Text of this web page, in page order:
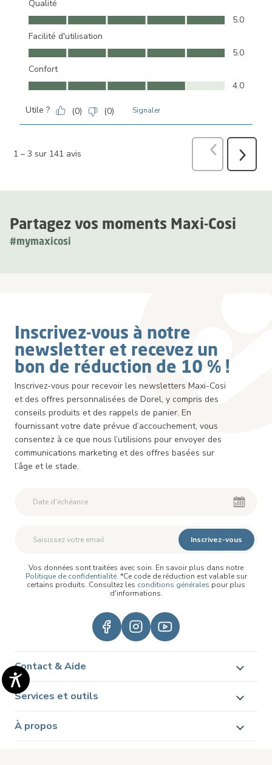
Partagez vos moments Maxi-Cosi
#mymaxicosi
Qualité
Qualité, 5.0 sur 5
5.0
Facilité d'utilisation
Facilité d'utilisation, 5.0 sur 5
5.0
Confort
Confort, 4.0 sur 5
4.0
Utile ? (0) (0) Signaler
1 – 3 sur 141 avis PrécédentSuivant
avis
Inscrivez-vous à notre
newsletter et recevez un
bon de réduction de 10 % !
Inscrivez-vous pour recevoir les newsletters Maxi-Cosi
et des offres personnalisées de Dorel, y compris des
conseils produits et des rappels de panier. En
fournissant votre date prévue d’accouchement, vous
consentez à ce que nous l’utilisions pour envoyer des
communications marketing et des offres basées sur
l’âge et le stade.
Inscrivez-vous
Vos données sont traitées avec soin. En savoir plus dans notre
Politique de confidentialité. *Ce code de réduction est valable sur
certains produits. Consultez les conditions générales pour plus
d'informations.
Contact & Aide
Services et outils
À propos